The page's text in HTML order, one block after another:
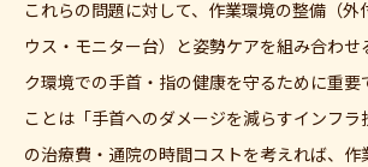
これらの問題に対して、作業環境の整備（外
ウス・モニター台）と姿勢ケアを組み合わせ
ク環境での手首・指の健康を守るために重要
ことは「手首へのダメージを減らすインフラ
の治療費・通院の時間コストを考えれば、作